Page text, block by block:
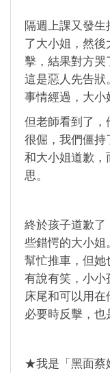
隔週上課又發
了大小姐，然後
擊，結果對方哭
這是惡人先告狀
事情經過，大小
但老師看到了，
很倔，我們僵持
和大小姐道歉，
思。
終於孩子道歉了
些錯愕的大小姐
幫忙推車，但她
有說有笑，小小
床尾和可以用
必要時反擊，也
★我是「黑面蔡